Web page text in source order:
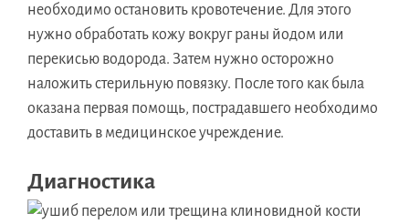
необходимо остановить кровотечение. Для этого
нужно обработать кожу вокруг раны йодом или
перекисью водорода. Затем нужно осторожно
наложить стерильную повязку. После того как была
оказана первая помощь, пострадавшего необходимо
доставить в медицинское учреждение.
Диагностика